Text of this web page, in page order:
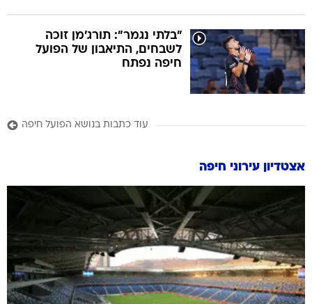
"בלתי נגמר": תורג'מן זוכה
לשבחים, התיאבון של הפועל
חיפה נפתח
עוד כתבות בנושא הפועל חיפה
אצטדיון עירוני חיפה